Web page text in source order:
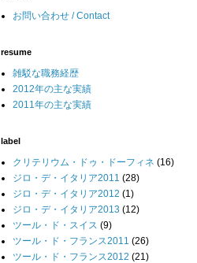
お問い合わせ / Contact
resume
雑駁な職務経歴
2012年の主な実績
2011年の主な実績
label
クリテリウム・ドゥ・ドーフィネ (16)
ジロ・デ・イタリア2011 (28)
ジロ・デ・イタリア2012 (1)
ジロ・デ・イタリア2013 (12)
ツール・ド・スイス (9)
ツール・ド・フランス2011 (26)
ツール・ド・フランス2012 (21)